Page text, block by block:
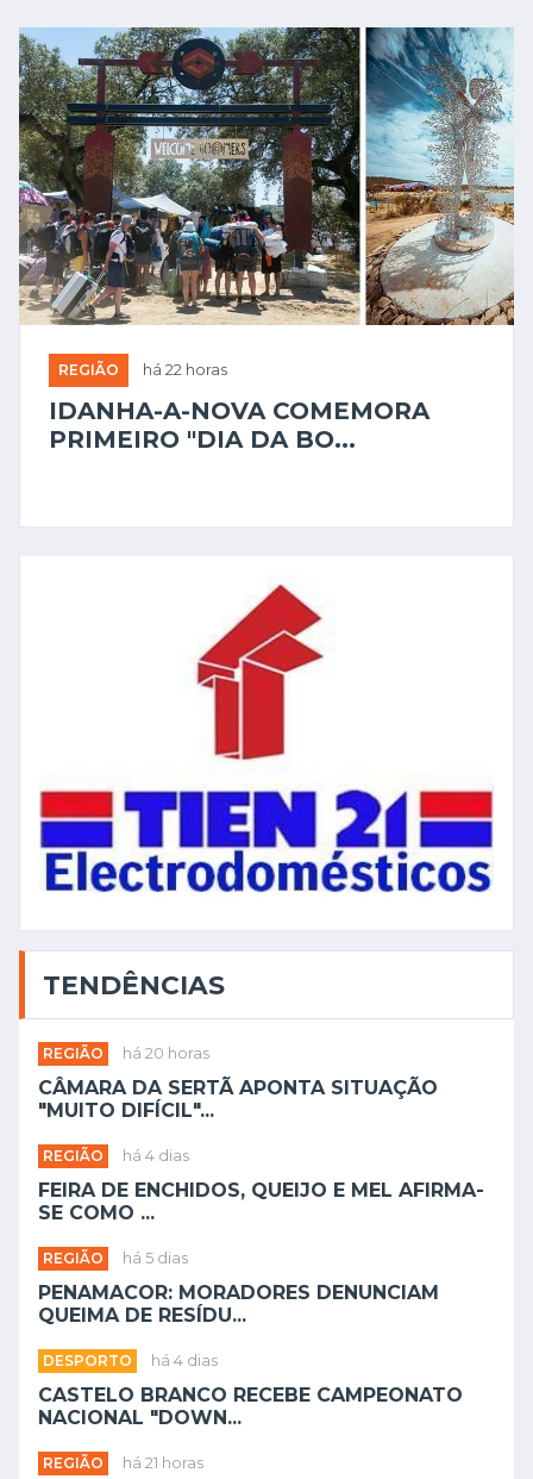
REGIÃO há 22 horas
IDANHA-A-NOVA COMEMORA
PRIMEIRO "DIA DA BO...
TENDÊNCIAS
REGIÃO há 20 horas
CÂMARA DA SERTÃ APONTA SITUAÇÃO
"MUITO DIFÍCIL"...
REGIÃO há 4 dias
FEIRA DE ENCHIDOS, QUEIJO E MEL AFIRMA-
SE COMO ...
REGIÃO há 5 dias
PENAMACOR: MORADORES DENUNCIAM
QUEIMA DE RESÍDU...
DESPORTO há 4 dias
CASTELO BRANCO RECEBE CAMPEONATO
NACIONAL "DOWN...
REGIÃO há 21 horas